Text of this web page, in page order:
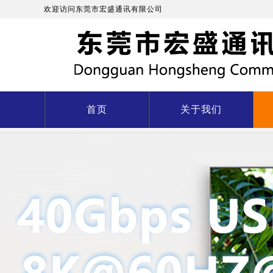
欢迎访问东莞市宏盛通讯有限公司
首页 关于我们